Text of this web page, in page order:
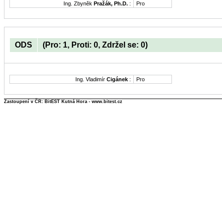
Ing. Zbyněk Pražák, Ph.D. : Pro
ODS (Pro: 1, Proti: 0, Zdržel se: 0)
Ing. Vladimír Cigánek : Pro
Zastoupení v ČR: BitEST Kutná Hora - www.bitest.cz